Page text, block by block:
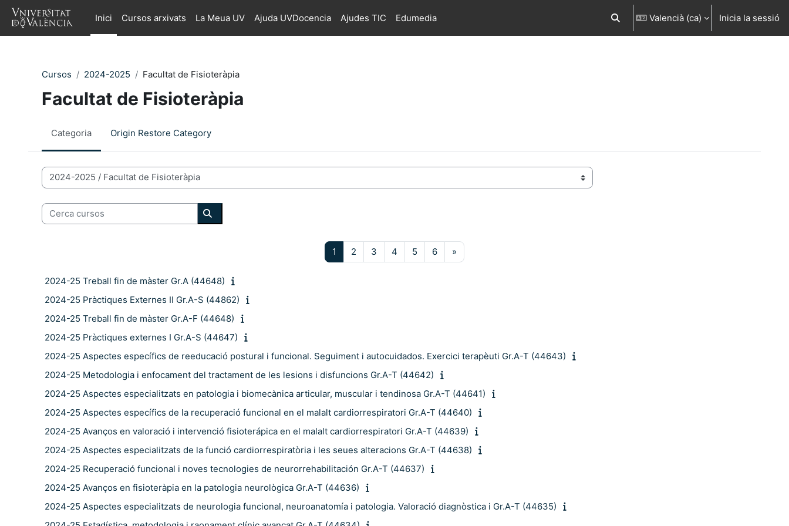
Ves al contingut principal
Inici
Cursos arxivats La Meua UV Ajuda UVDocencia Ajudes TIC Edumedia Commuta l'entrada de la cerca
Valencià ‎(ca)‎ Inicia la sessió
Cursos 2024-2025 Facultat de Fisioteràpia
Facultat de Fisioteràpia
Categoria Origin Restore Category
Categories de Cursos
Cerca cursos
Cerca cursos
1 Pàgina 1
2 Pàgina 2
3 Pàgina 3
4 Pàgina 4
5 Pàgina 5
6Pàgina 6
»
2024-25 Treball fin de màster Gr.A (44648)
2024-25 Pràctiques Externes II Gr.A-S (44862)
2024-25 Treball fin de màster Gr.A-F (44648)
2024-25 Pràctiques externes I Gr.A-S (44647)
2024-25 Aspectes específics de reeducació postural i funcional. Seguiment i autocuidados. Exercici terapèuti Gr.A-T (44643)
2024-25 Metodologia i enfocament del tractament de les lesions i disfuncions Gr.A-T (44642)
2024-25 Aspectes especialitzats en patologia i biomecànica articular, muscular i tendinosa Gr.A-T (44641)
2024-25 Aspectes específics de la recuperació funcional en el malalt cardiorrespiratori Gr.A-T (44640)
2024-25 Avanços en valoració i intervenció fisioterápica en el malalt cardiorrespiratori Gr.A-T (44639)
2024-25 Aspectes especialitzats de la funció cardiorrespiratòria i les seues alteracions Gr.A-T (44638)
2024-25 Recuperació funcional i noves tecnologies de neurorrehabilitación Gr.A-T (44637)
2024-25 Avanços en fisioteràpia en la patologia neurològica Gr.A-T (44636)
2024-25 Aspectes especialitzats de neurologia funcional, neuroanatomía i patologia. Valoració diagnòstica i Gr.A-T (44635)